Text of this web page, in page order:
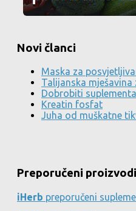
Novi članci
Maska za
Talijanska mješavina
Dobrobiti
Kreatin fosfat
Juha od muškatne
Preporučeni proizvodi
iHerb preporučeni